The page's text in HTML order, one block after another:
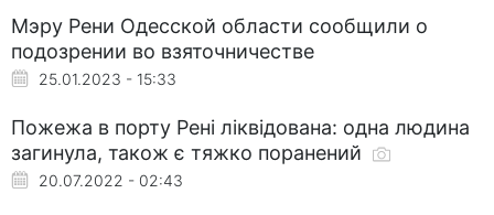
Мэру Рени Одесской области сообщили о
подозрении во взяточничестве
25.01.2023 - 15:33
Пожежа в порту Рені ліквідована: одна людина
загинула, також є тяжко поранений
20.07.2022 - 02:43